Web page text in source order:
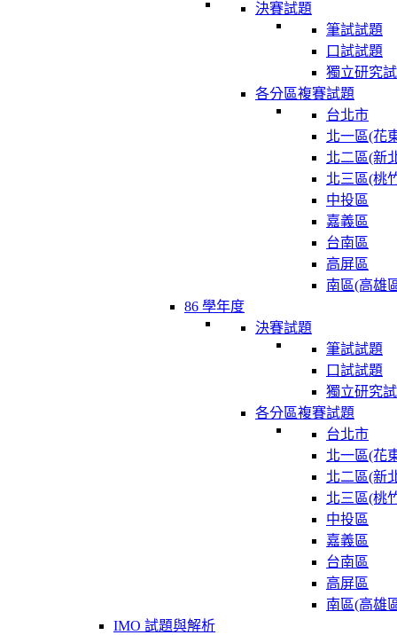
決賽試題
筆試試題
口試試題
獨立研究
各分區複賽試題
台北市
北一區(花
北二區(新
北三區(桃
中投區
嘉義區
台南區
高屏區
南區(高雄
86 學年度
決賽試題
筆試試題
口試試題
獨立研究
各分區複賽試題
台北市
北一區(花
北二區(新
北三區(桃
中投區
嘉義區
台南區
高屏區
南區(高雄
IMO 試題與解析